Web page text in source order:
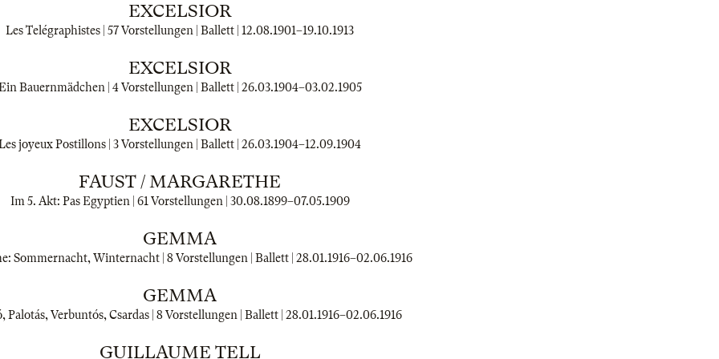
EXCELSIOR
Les Telégraphistes | 57 Vorstellungen | Ballett | 12.08.1901–19.10.1913
EXCELSIOR
Bauernmädchen | 4 Vorstellungen | Ballett | 26.03.1904–03.02.1905
EXCELSIOR
joyeux Postillons | 3 Vorstellungen | Ballett | 26.03.1904–12.09.1904
FAUST / MARGARETHE
Im 5. Akt: Pas Egyptien | 61 Vorstellungen | 30.08.1899–07.05.1909
GEMMA
Sommernacht, Winternacht | 8 Vorstellungen | Ballett | 28.01.1916–02.06.1916
GEMMA
Palotás, Verbuntós, Csardas | 8 Vorstellungen | Ballett | 28.01.1916–02.06.1916
GUILLAUME TELL